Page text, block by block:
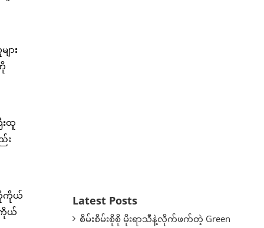
ား
းထူ
း
ကိုယ်
ကိုယ်
Latest Posts
စိမ်းစိမ်းစိုစို မိုးရာသီနဲ့လိုက်ဖက်တဲ့ Green